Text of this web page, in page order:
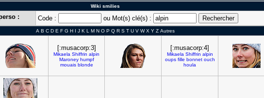
Wiki smilies
: Code : ou Mot(s) clé(s) :
A B C D E F G H I J K L M N O P Q R S T U V W X Y Z Autres
[:musacorp:3]
Mikaela Shiffrin alpin
Maroney humpf
mouais blonde
[:musacorp:4]
Mikaela Shiffrin alpin
oups fille bonnet ouch
houla